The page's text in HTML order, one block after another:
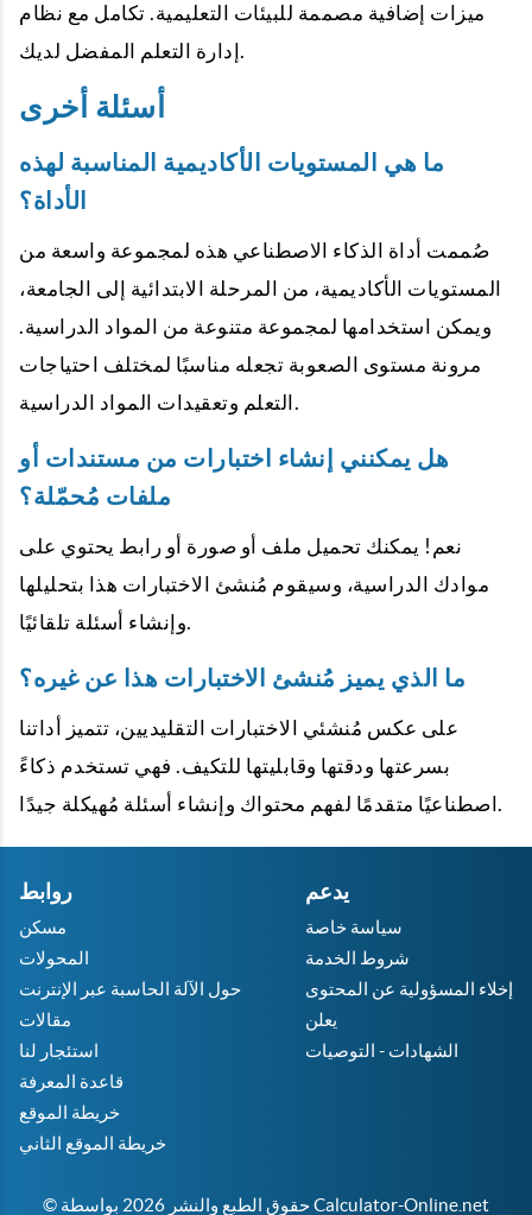
ميزات إضافية مصممة للبيئات التعليمية. تكامل مع نظام
إدارة التعلم المفضل لديك.
أسئلة أخرى
ما هي المستويات الأكاديمية المناسبة لهذه
الأداة؟
صُممت أداة الذكاء الاصطناعي هذه لمجموعة واسعة من
المستويات الأكاديمية، من المرحلة الابتدائية إلى الجامعة،
ويمكن استخدامها لمجموعة متنوعة من المواد الدراسية.
مرونة مستوى الصعوبة تجعله مناسبًا لمختلف احتياجات
التعلم وتعقيدات المواد الدراسية.
هل يمكنني إنشاء اختبارات من مستندات أو
ملفات مُحمّلة؟
نعم! يمكنك تحميل ملف أو صورة أو رابط يحتوي على
موادك الدراسية، وسيقوم مُنشئ الاختبارات هذا بتحليلها
وإنشاء أسئلة تلقائيًا.
ما الذي يميز مُنشئ الاختبارات هذا عن غيره؟
على عكس مُنشئي الاختبارات التقليديين، تتميز أداتنا
بسرعتها ودقتها وقابليتها للتكيف. فهي تستخدم ذكاءً
اصطناعيًا متقدمًا لفهم محتواك وإنشاء أسئلة مُهيكلة جيدًا.
روابط
مسكن
المحولات
حول الآلة الحاسبة عبر الإنترنت
مقالات
استئجار لنا
قاعدة المعرفة
خريطة الموقع
خريطة الموقع الثاني
يدعم
سياسة خاصة
شروط الخدمة
إخلاء المسؤولية عن المحتوى
يعلن
الشهادات - التوصيات
© حقوق الطبع والنشر 2026 بواسطة Calculator-Online.net